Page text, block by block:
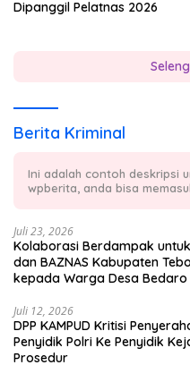
Dipanggil Pelatnas 2026
Berita Kriminal
Ini adalah contoh deskripsi
wpberita, anda bisa
Juli 23, 2026
Kolaborasi Berdampak
dan BAZNAS Kabupaten
kepada Warga Desa Bedaro
Juli 12, 2026
DPP KAMPUD Kritisi
Penyidik Polri Ke Penyidik
Prosedur